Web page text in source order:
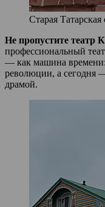
Старая
Не пропустите театр
профессиональный
— как машина времени:
революции, а сегодня
драмой.